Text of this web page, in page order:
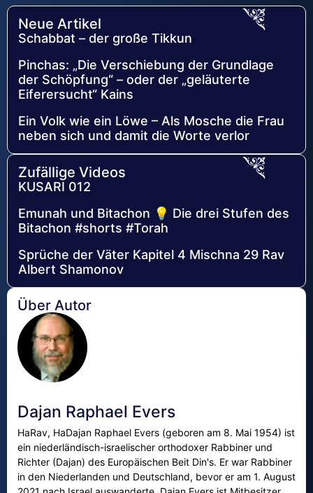
Neue Artikel
Schabbat – der große Tikkun
Pinchas: „Die Verschiebung der Grundlage
der Schöpfung“ – oder der „geläuterte
Eiferersucht“ Kains
Ein Volk wie ein Löwe – Als Mosche die Frau
neben sich und damit die Worte verlor
Zufällige Videos
KUSARI 012
Emunah und Bitachon 💡 Die drei Stufen des
Bitachon #shorts #Тоrah
Sprüche der Väter Kapitel 4 Mischna 29 Rav
Albert Shamonov
Über Autor
Dajan Raphael Evers
HaRav, HaDajan Raphael Evers (geboren am 8. Mai 1954) ist
ein niederländisch-israelischer orthodoxer Rabbiner und
Richter (Dajan) des Europäischen Beit Din's. Er war Rabbiner
in den Niederlanden und Deutschland, bevor er am 1. August